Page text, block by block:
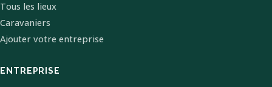
Tous les lieux
Caravaniers
Ajouter votre entreprise
ENTREPRISE